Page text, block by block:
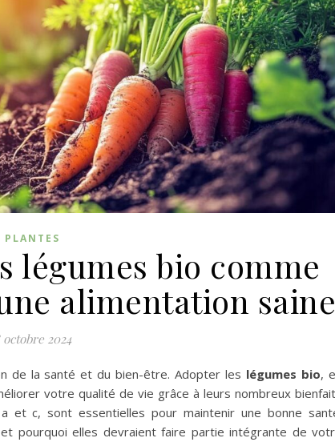
PLANTES
légumes bio comme
alimentation saine
octobre 2024
de la santé et du bien-être. Adopter les légumes bio,
votre qualité de vie grâce à leurs nombreux
et c, sont essentielles pour maintenir une bonne
pourquoi elles devraient faire partie intégrante de